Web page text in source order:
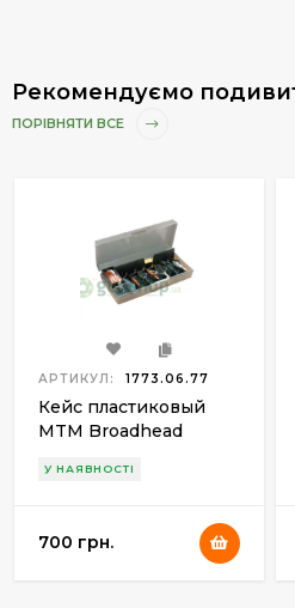
Рекомендуємо
ПОРІВНЯТИ ВСЕ
АРТИКУЛ: 1773.06.77
Кейс пластиковый
MTM Broadhead
наконечников стрел
Размеры – 11,5х21х5
У НАЯВНОСТІ
700 грн.